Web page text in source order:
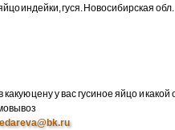
индейки, гуся. Новосибирская
какую цену у вас гусиное яйцо и